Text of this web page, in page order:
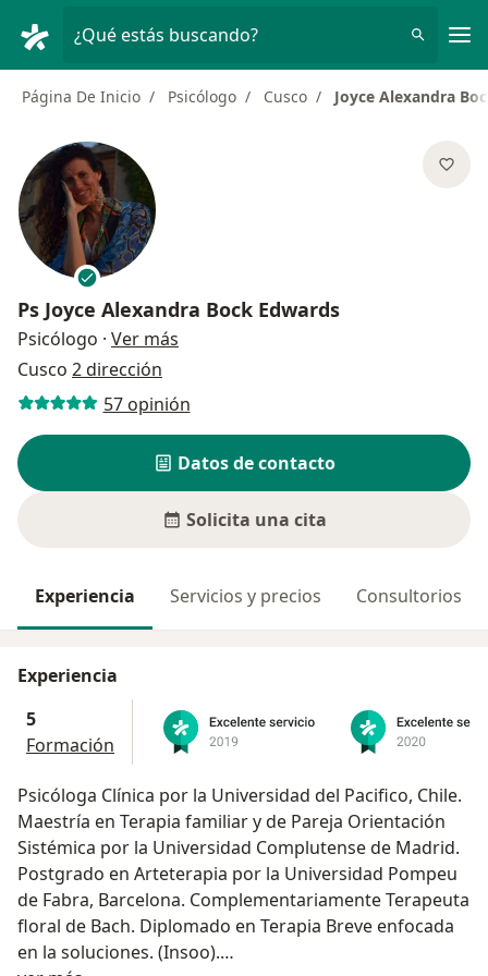
¿Qué estás buscando?
Página De Inicio Psicólogo Cusco Joyce Alexandra
Ps Joyce Alexandra Bock Edwards
Psicólogo · Ver más
Cusco 2 dirección
57 opinión
Datos de contacto
Solicita una cita
Experiencia Servicios y precios Consultorios
Experiencia
5
Formación
Psicóloga Clínica por la Universidad del Pacifico, Chile.
Maestría en Terapia familiar y de Pareja Orientación
Sistémica por la Universidad Complutense de Madrid.
Postgrado en Arteterapia por la Universidad Pompeu
de Fabra, Barcelona. Complementariamente Terapeuta
floral de Bach. Diplomado en Terapia Breve enfocada
en la soluciones. (Insoo).